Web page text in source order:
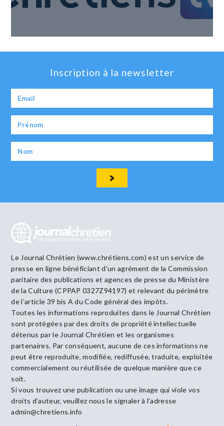
Inscription à la newsletter
Le Journal Chrétien (www.chrétiens.com) est un service de
presse en ligne bénéficiant d’un agrément de la Commission
paritaire des publications et agences de presse du Ministère
de la Culture (CPPAP 0327Z94197) et relevant du périmètre
de l’article 39 bis A du Code général des impôts.
Toutes les informations reproduites dans le Journal Chrétien
sont protégées par des droits de propriété intellectuelle
détenus par le Journal Chrétien et les organismes
partenaires. Par conséquent, aucune de ces informations ne
peut être reproduite, modifiée, rediffusée, traduite, exploitée
commercialement ou réutilisée de quelque manière que ce
soit.
Si vous trouvez une publication ou une image qui viole vos
droits d’auteur, veuillez nous le signaler à l’adresse
admin@chretiens.info